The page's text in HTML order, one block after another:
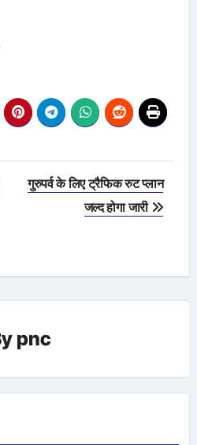
गुरुपर्व के लिए ट्रैफिक रुट प्लान
जल्द होगा जारी
pnc